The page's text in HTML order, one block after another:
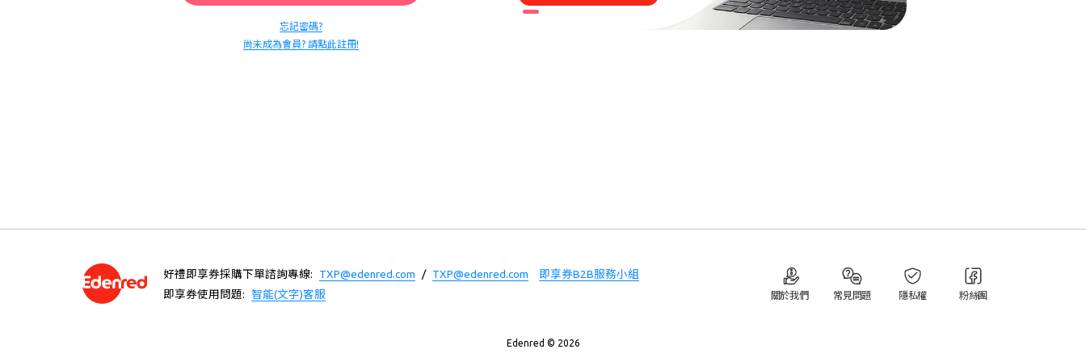
忘記密碼?
尚未成為會員? 請點此註冊!
好禮即享券採購下單諮詢專線: TXP@edenred.com / TXP@edenred.com
即享券B2B服務小組
即享券使用問題:
智能(文字)客服 關於我們 常見問題 隱私權 粉絲團
Edenred © 2026